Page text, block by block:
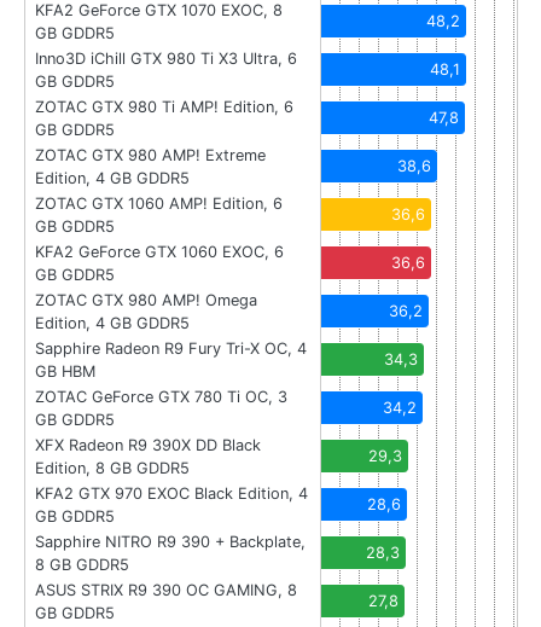
KFA2 GeForce GTX 1070 EXOC, 8
GB GDDR5
48,2
Inno3D iChill GTX 980 Ti X3 Ultra, 6
GB GDDR5
48,1
ZOTAC GTX 980 Ti AMP! Edition, 6
GB GDDR5
47,8
ZOTAC GTX 980 AMP! Extreme
Edition, 4 GB GDDR5
38,6
ZOTAC GTX 1060 AMP! Edition, 6
GB GDDR5
36,6
KFA2 GeForce GTX 1060 EXOC, 6
GB GDDR5
36,6
ZOTAC GTX 980 AMP! Omega
Edition, 4 GB GDDR5
36,2
Sapphire Radeon R9 Fury Tri-X OC, 4
GB HBM
34,3
ZOTAC GeForce GTX 780 Ti OC, 3
GB GDDR5
34,2
XFX Radeon R9 390X DD Black
Edition, 8 GB GDDR5
29,3
KFA2 GTX 970 EXOC Black Edition, 4
GB GDDR5
28,6
Sapphire NITRO R9 390 + Backplate,
8 GB GDDR5
28,3
ASUS STRIX R9 390 OC GAMING, 8
GB GDDR5
27,8